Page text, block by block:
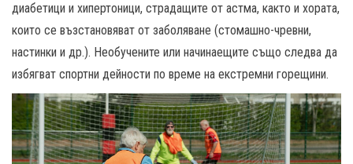
диабетици и хипертоници, страдащите от астма, както и хората,
които се възстановяват от заболяване (стомашно-чревни,
настинки и др.). Необучените или начинаещите също следва да
избягват спортни дейности по време на екстремни горещини.